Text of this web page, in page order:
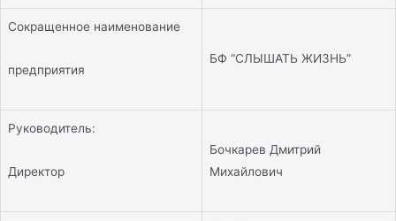
Сокращенное наименование
предприятия
БФ “СЛЫШАТЬ ЖИЗНЬ”
Руководитель:
Директор
Бочкарев Дмитрий
Михайлович